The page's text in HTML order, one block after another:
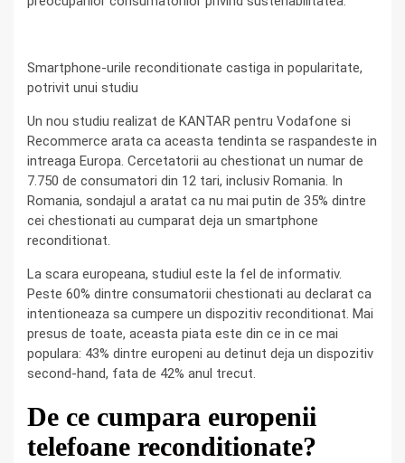
Smartphone-urile reconditionate castiga in popularitate,
potrivit unui studiu
Un nou studiu realizat de KANTAR pentru Vodafone si
Recommerce arata ca aceasta tendinta se raspandeste in
intreaga Europa. Cercetatorii au chestionat un numar de
7.750 de consumatori din 12 tari, inclusiv Romania. In
Romania, sondajul a aratat ca nu mai putin de 35% dintre
cei chestionati au cumparat deja un smartphone
reconditionat.
La scara europeana, studiul este la fel de informativ.
Peste 60% dintre consumatorii chestionati au declarat ca
intentioneaza sa cumpere un dispozitiv reconditionat. Mai
presus de toate, aceasta piata este din ce in ce mai
populara: 43% dintre europeni au detinut deja un dispozitiv
second-hand, fata de 42% anul trecut.
De ce cumpara europenii
telefoane reconditionate?